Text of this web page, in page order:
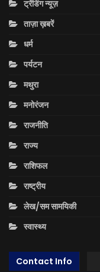
ट्रेंडिंग न्यूज़
ताज़ा ख़बरें
धर्म
पर्यटन
मथुरा
मनोरंजन
राजनीति
राज्य
राशिफल
राष्ट्रीय
लेख/सम सामयिकी
स्वास्थ्य
Contact Info